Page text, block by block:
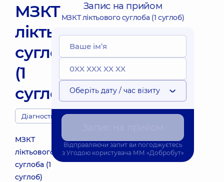
МЗКТ
ліктьового
суглоба
(1
суглоб)
Діагности
МЗКТ
ліктьового
суглоба (1
суглоб)
Запис на прийом
МЗКТ ліктьового суглоба (1 суглоб)
Оберіть дату / час візиту
Відправляючи запит ви погоджуєтесь
з Угодою користувача ММ «Добробут»